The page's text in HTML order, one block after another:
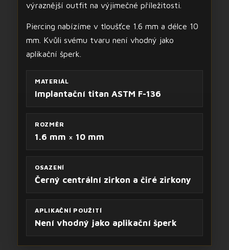
výraznější outfit na výjimečné příležitosti.
Piercing nabízíme v tloušťce 1.6 mm a délce 10
mm. Kvůli svému tvaru není vhodný jako
aplikační šperk.
MATERIÁL
Implantační titan ASTM F-136
ROZMĚR
1.6 mm × 10 mm
OSAZENÍ
Černý centrální zirkon a čiré zirkony
APLIKAČNÍ POUŽITÍ
Není vhodný jako aplikační šperk